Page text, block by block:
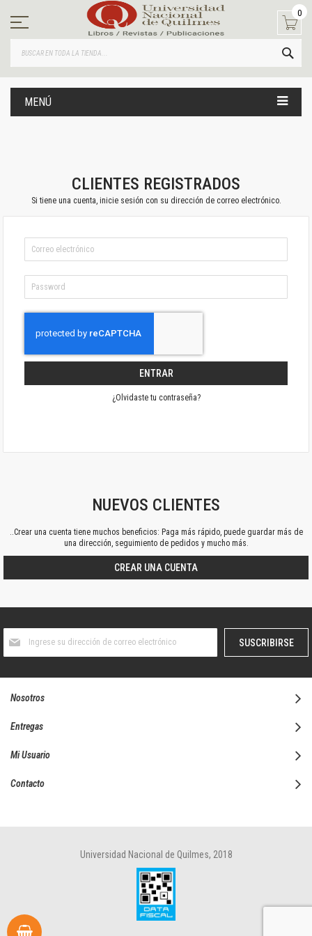
contenido
0
MENÚ
CLIENTES REGISTRADOS
Si tiene una cuenta, inicie sesión con su dirección de correo electrónico.
ENTRAR
¿Olvidaste tu contraseña?
NUEVOS CLIENTES
..Crear una cuenta tiene muchos beneficios: Paga más rápido, puede guardar más de
una dirección, seguimiento de pedidos y mucho más.
CREAR UNA CUENTA
boletín
SUSCRIBIRSE
Nosotros
Entregas
Mi Usuario
Contacto
Universidad Nacional de Quilmes, 2018